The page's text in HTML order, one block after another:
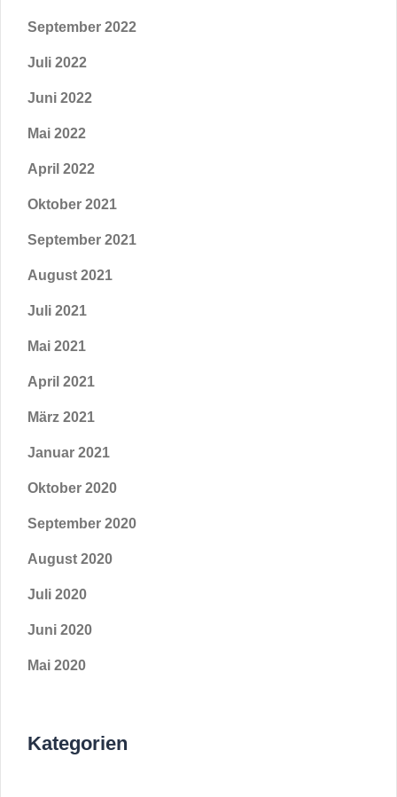
September 2022
Juli 2022
Juni 2022
Mai 2022
April 2022
Oktober 2021
September 2021
August 2021
Juli 2021
Mai 2021
April 2021
März 2021
Januar 2021
Oktober 2020
September 2020
August 2020
Juli 2020
Juni 2020
Mai 2020
Kategorien